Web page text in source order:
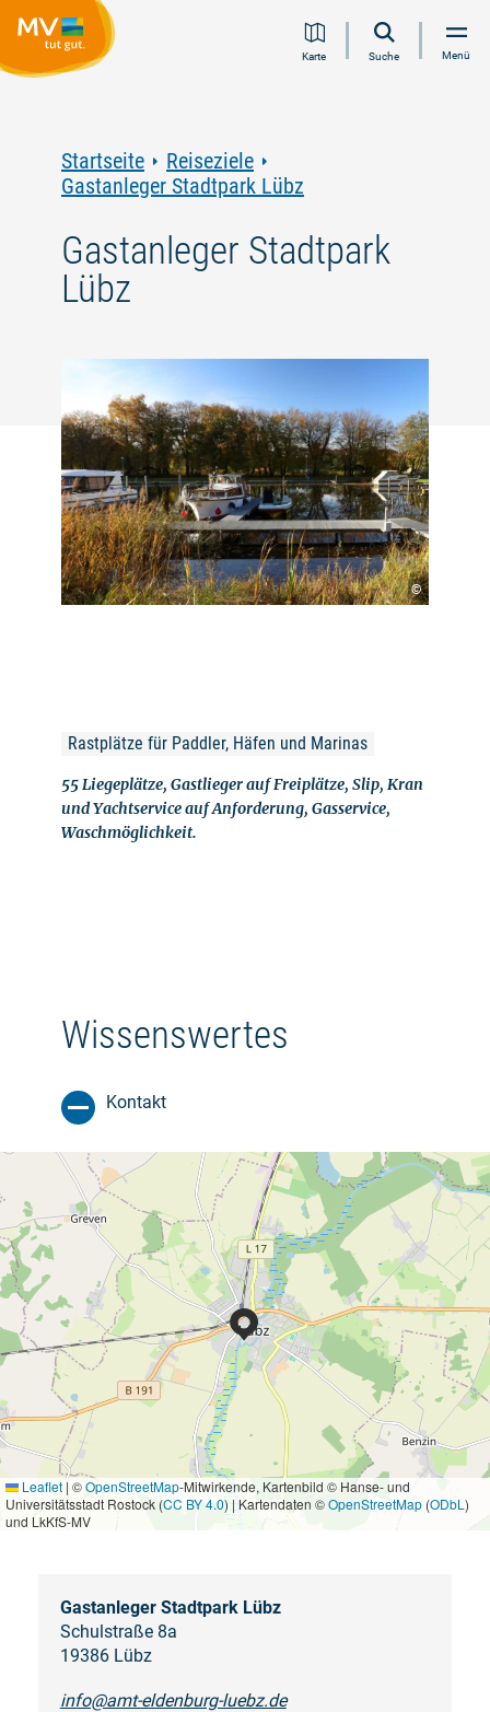
Inhalt
Navigation
Volltextsuche
FooterKarte Suche Menü
Startseite
Reiseziele
Gastanleger Stadtpark Lübz
Gastanleger Stadtpark
Lübz
©
Rastplätze für Paddler, Häfen und Marinas
55 Liegeplätze, Gastlieger auf Freiplätze, Slip, Kran
und Yachtservice auf Anforderung, Gasservice,
Waschmöglichkeit.
Wissenswertes
Kontakt
Leaflet | ©OpenStreetMap-Mitwirkende, Kartenbild © Hanse- und
Universitätsstadt Rostock (CC BY 4.0) | Kartendaten ©OpenStreetMap (ODbL )
und LkKfS-MV
Gastanleger Stadtpark Lübz
Schulstraße 8a
19386 Lübz
info@amt-eldenburg-luebz.de